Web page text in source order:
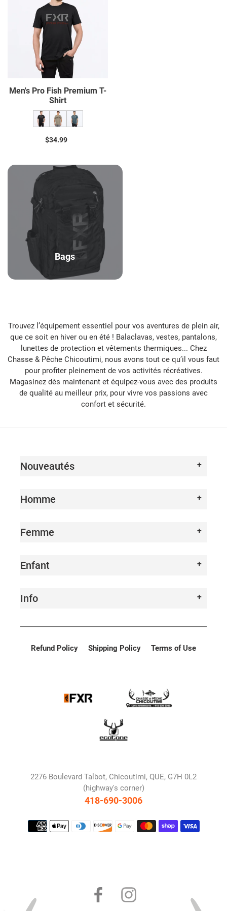
O
N
:
Fish
Premium
Shirt
Men's Pro Fish Premium T-
Shirt
Regular
$34.99
Bags
Trouvez l’équipement essentiel pour vos aventures de plein air,
que ce soit en hiver ou en été ! Balaclavas, vestes, pantalons,
lunettes de protection et vêtements thermiques... Chez
Chasse & Pêche Chicoutimi, nous avons tout ce qu’il vous faut
pour profiter pleinement de vos activités récréatives.
Magasinez dès maintenant et équipez-vous avec des produits
de qualité au meilleur prix, pour vivre vos passions avec
confort et sécurité.
Nouveautés
Homme
Femme
Enfant
Info
Refund Policy Shipping Policy Terms of Use
2276 Boulevard Talbot, Chicoutimi, QUE, G7H 0L2
(highway's corner)
418-690-3006
Payment
methods
FacebookInstagram